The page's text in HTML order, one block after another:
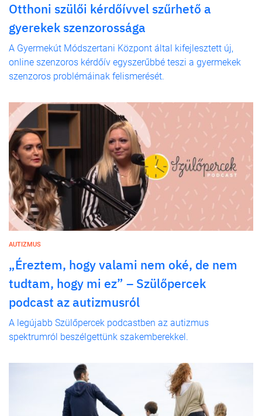
Otthoni szülői kérdőívvel szűrhető a
gyerekek szenzorossága
A Gyermekút Módszertani Központ által kifejlesztett új,
online szenzoros kérdőív egyszerűbbé teszi a gyermekek
szenzoros problémáinak felismerését.
AUTIZMUS
„Éreztem, hogy valami nem oké, de nem
tudtam, hogy mi ez” – Szülőpercek
podcast az autizmusról
A legújabb Szülőpercek podcastben az autizmus
spektrumról beszélgettünk szakemberekkel.